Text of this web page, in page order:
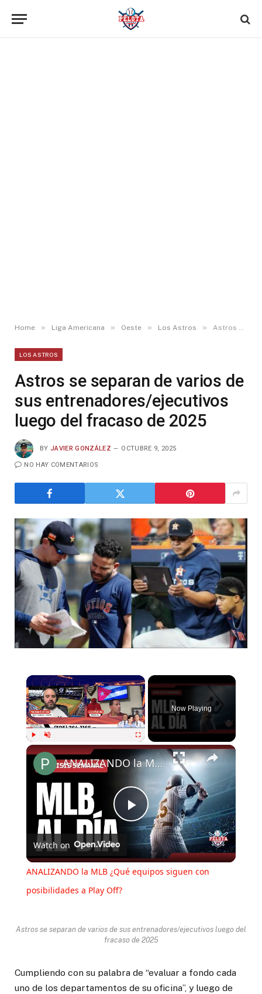
Home » Liga Americana » Oeste » Los Astros » Astros se separan de varios de sus entrenadores/ejecutivos luego del fracaso de 2025
LOS ASTROS
Astros se separan de varios de
sus entrenadores/ejecutivos
luego del fracaso de 2025
BY JAVIER GONZÁLEZ OCTUBRE 9, 2025
NO HAY COMENTARIOS
Now Playing
Play
Video
ANALIZANDO la MLB ¿Qué equipos siguen con posibilidades a Play Off?
Watch on
ANALIZANDO la MLB ¿Qué equipos siguen con
posibilidades a Play Off?
Astros se separan de varios de sus entrenadores/ejecutivos luego del
fracaso de 2025
Cumpliendo con su palabra de “evaluar a fondo cada
uno de los departamentos de su oficina”, y luego de